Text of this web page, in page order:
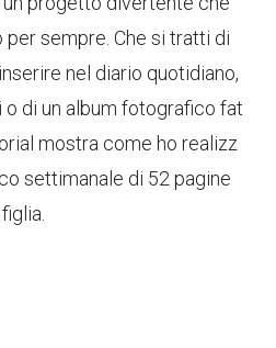
sempre. Che si tratti di
nel diario quotidiano,
o di un album fotografico fat
mostra come ho realizz
settimanale di 52 pagine